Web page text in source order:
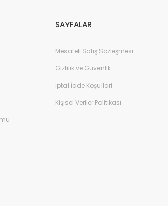
SAYFALAR
Mesafeli Satış Sözleşmesi
Gizlilik ve Güvenlik
İptal İade Koşullari
Kişisel Veriler Politikası